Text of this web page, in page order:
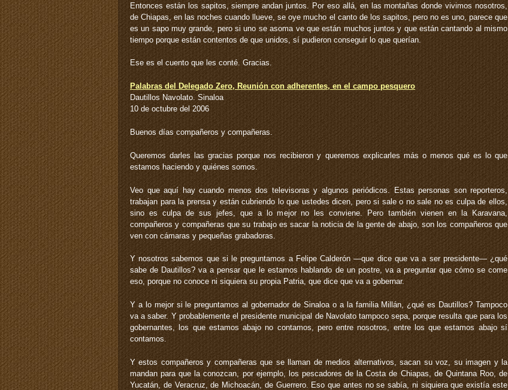
Entonces están los sapitos, siempre andan juntos. Por eso allá, en las montañas donde vivimos nosotros,
de Chiapas, en las noches cuando llueve, se oye mucho el canto de los sapitos, pero no es uno, parece que
es un sapo muy grande, pero si uno se asoma ve que están muchos juntos y que están cantando al mismo
tiempo porque están contentos de que unidos, sí pudieron conseguir lo que querían.
Ese es el cuento que les conté. Gracias.
Palabras del Delegado Zero, Reunión con adherentes, en el campo pesquero
Dautillos Navolato. Sinaloa
10 de octubre del 2006
Buenos días compañeros y compañeras.
Queremos darles las gracias porque nos recibieron y queremos explicarles más o menos qué es lo que
estamos haciendo y quiénes somos.
Veo que aquí hay cuando menos dos televisoras y algunos periódicos. Estas personas son reporteros,
trabajan para la prensa y están cubriendo lo que ustedes dicen, pero si sale o no sale no es culpa de ellos,
sino es culpa de sus jefes, que a lo mejor no les conviene. Pero también vienen en la Karavana,
compañeros y compañeras que su trabajo es sacar la noticia de la gente de abajo, son los compañeros que
ven con cámaras y pequeñas grabadoras.
Y nosotros sabemos que si le preguntamos a Felipe Calderón —que dice que va a ser presidente— ¿qué
sabe de Dautillos? va a pensar que le estamos hablando de un postre, va a preguntar que cómo se come
eso, porque no conoce ni siquiera su propia Patria, que dice que va a gobernar.
Y a lo mejor si le preguntamos al gobernador de Sinaloa o a la familia Millán, ¿qué es Dautillos? Tampoco
va a saber. Y probablemente el presidente municipal de Navolato tampoco sepa, porque resulta que para los
gobernantes, los que estamos abajo no contamos, pero entre nosotros, entre los que estamos abajo sí
contamos.
Y estos compañeros y compañeras que se llaman de medios alternativos, sacan su voz, su imagen y la
mandan para que la conozcan, por ejemplo, los pescadores de la Costa de Chiapas, de Quintana Roo, de
Yucatán, de Veracruz, de Michoacán, de Guerrero. Eso que antes no se sabía, ni siquiera que existía este